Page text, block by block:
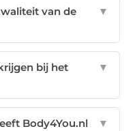
van de
▼
bij het
▼
Body4You.nl
▼